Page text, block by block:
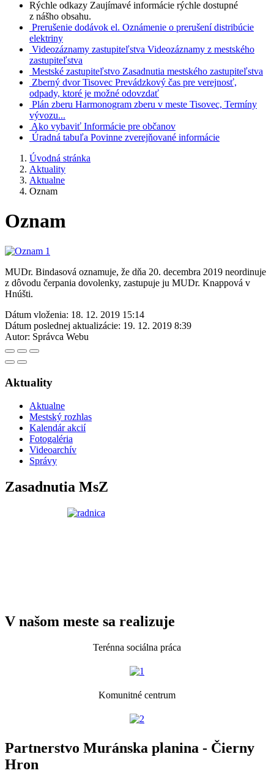
Rýchle odkazy Zaujímavé informácie rýchle dostupné
z nášho obsahu.
Prerušenie dodávok el. Oznámenie o prerušení distribúcie
elektriny
Videozáznamy zastupiteľstva Videozáznamy z mestského
zastupiteľstva
Mestské zastupiteľstvo Zasadnutia mestského zastupiteľstva
Zberný dvor Tisovec Prevádzkový čas pre verejnosť,
odpady, ktoré je možné odovzdať
Plán zberu Harmonogram zberu v meste Tisovec, Termíny
vývozu...
Ako vybaviť Informácie pre občanov
Úradná tabuľa Povinne zverejňované informácie
Úvodná stránka
Aktuality
Aktualne
Oznam
Oznam
MUDr. Bindasová oznamuje, že dňa 20. decembra 2019 neordinuje
z dôvodu čerpania dovolenky, zastupuje ju MUDr. Knappová v
Hnúšti.
Dátum vloženia: 18. 12. 2019 15:14
Dátum poslednej aktualizácie: 19. 12. 2019 8:39
Autor: Správca Webu
Aktuality
Aktualne
Mestský rozhlas
Kalendár akcií
Fotogaléria
Videoarchív
Správy
Zasadnutia MsZ
V našom meste sa realizuje
Terénna sociálna práca
Komunitné centrum
Partnerstvo Muránska planina - Čierny
Hron